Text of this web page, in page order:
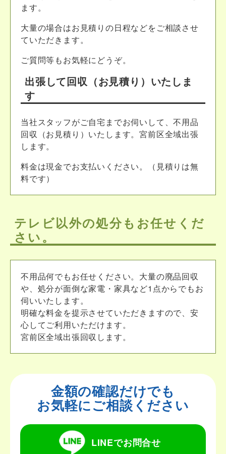
ます。
大量の場合はお見積りの日程などをご相談させ
ていただきます。
ご質問等もお気軽にどうぞ。
出張して回収（お見積り）いたしま
す
当社スタッフがご自宅までお伺いして、不用品
回収（お見積り）いたします。宮前区全域出張
します。
料金は現金でお支払いください。（見積りは無
料です）
テレビ以外の処分もお任せくだ
さい。
不用品何でもお任せください。大量の廃品回収
や、処分が面倒な家電・家具など1点からでもお
伺いいたします。
明確な料金を提示させていただきますので、安
心してご利用いただけます。
宮前区全域出張回収します。
金額の確認だけでも
お気軽にご相談ください
LINEでお問合せ